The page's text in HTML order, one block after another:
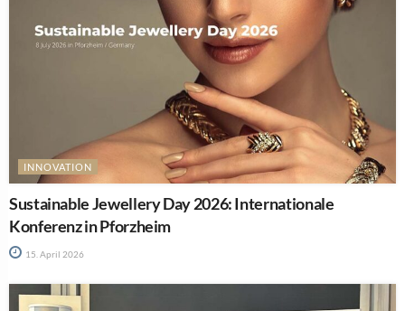
INNOVATION
Sustainable Jewellery Day 2026: Internationale
Konferenz in Pforzheim
15. April 2026